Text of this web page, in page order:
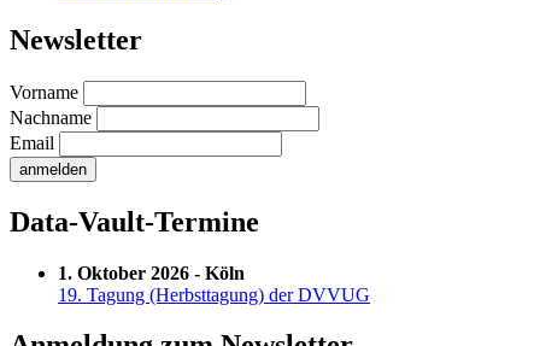
Newsletter
Vorname
Nachname
Email
Data-Vault-Termine
1. Oktober 2026 - Köln
19. Tagung (Herbsttagung) der DVVUG